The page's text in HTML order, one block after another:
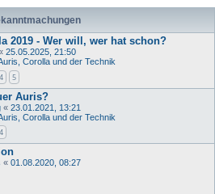
2019 - Wer will, wer hat schon?
25.05.2025, 21:50
Corolla und der Technik
4 5
Auris?
« 23.01.2021, 13:21
Corolla und der Technik
4
« 01.08.2020, 08:27